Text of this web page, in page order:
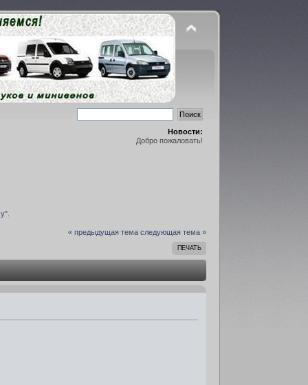
Новости:
Добро пожаловать!
« предыдущая тема следующая тема »
ПЕЧАТЬ